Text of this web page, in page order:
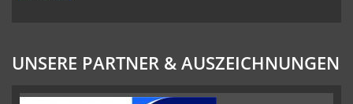
UNSERE PARTNER & AUSZEICHNUNGEN